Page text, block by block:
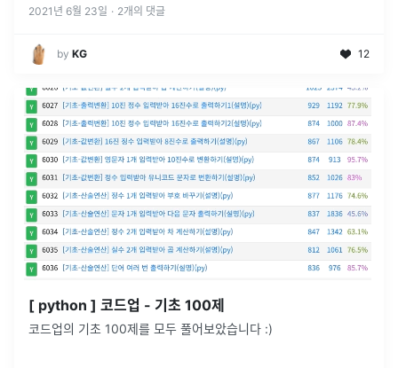
2021년 6월 23일 · 2개의 댓글
by KG 12
[ python ] 코드업 - 기초 100제
코드업의 기초 100제를 모두 풀어보았습니다 :)